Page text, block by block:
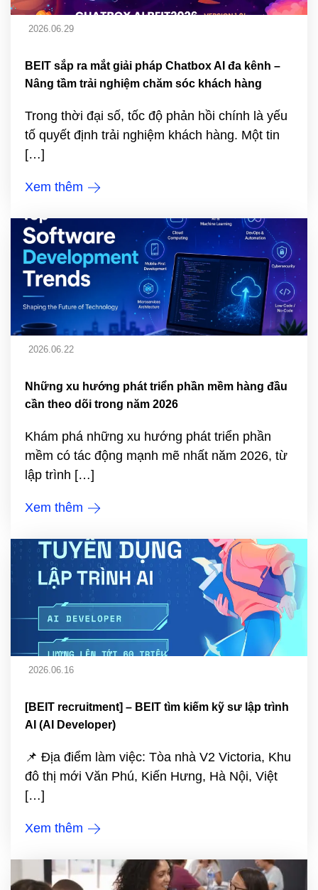
2026.06.29
BEIT sắp ra mắt giải pháp Chatbox AI đa kênh –
Nâng tầm trải nghiệm chăm sóc khách hàng
Trong thời đại số, tốc độ phản hồi chính là yếu
tố quyết định trải nghiệm khách hàng. Một tin
[…]
Xem thêm
2026.06.22
Những xu hướng phát triển phần mềm hàng đầu
cần theo dõi trong năm 2026
Khám phá những xu hướng phát triển phần
mềm có tác động mạnh mẽ nhất năm 2026, từ
lập trình […]
Xem thêm
2026.06.16
[BEIT recruitment] – BEIT tìm kiếm kỹ sư lập trình
AI (AI Developer)
📌 Địa điểm làm việc: Tòa nhà V2 Victoria, Khu
đô thị mới Văn Phú, Kiến Hưng, Hà Nội, Việt
[…]
Xem thêm